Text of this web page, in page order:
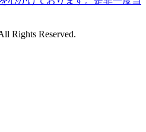
Rights Reserved.